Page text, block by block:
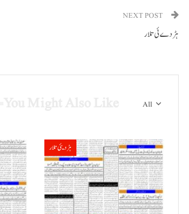
NEXT POST
ہڑدے ئی تلار
All
ہڑدیئی تلار